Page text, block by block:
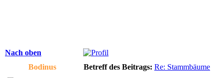
Nach oben
Bodinus
Betreff des Beitrags: Re: Stammbäume